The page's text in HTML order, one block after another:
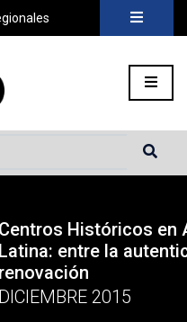
»Actores»Cápsula de
Centros Históricos en
Latina: entre la
renovación
DICIEMBRE 2015